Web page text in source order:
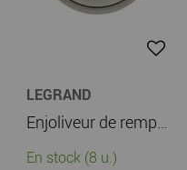
LEGRAND
Enjoliveur de remplacement Céliane with Netatmo pour commande génerale sans fil Départ/Arrivée - titane (064822)
En stock (8 u.)